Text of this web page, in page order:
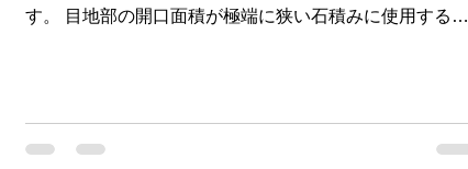
す。 目地部の開口面積が極端に狭い石積みに使用する工